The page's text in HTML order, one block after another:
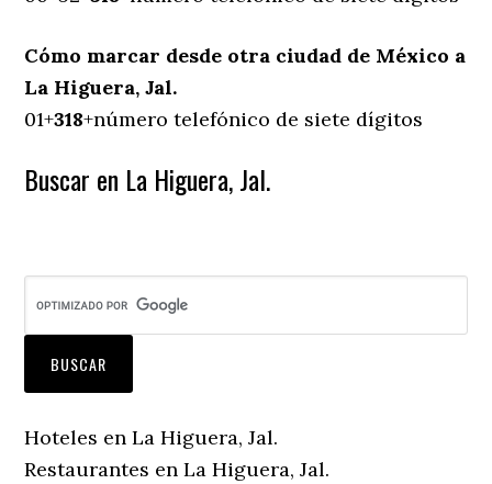
Cómo marcar desde otra ciudad de México a
La Higuera, Jal.
01+318+número telefónico de siete dígitos
Buscar en La Higuera, Jal.
Hoteles en La Higuera, Jal.
Restaurantes en La Higuera, Jal.